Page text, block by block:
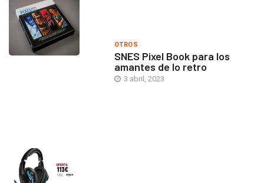
OTROS
SNES Pixel Book para los
amantes de lo retro
3 abril, 2023